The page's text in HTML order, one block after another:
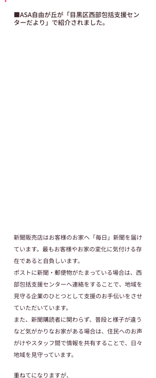
■ASA自由が丘が「目黒区西部包括支援セン
ターだより」で紹介されました。
新聞販売店はお客様のお家へ「毎日」新聞を届け
ています。最もお客様やお家の変化に気付ける存
在であると自負しいます。
ポストに新聞・郵便物がたまっている場合は、西
部包括支援センターへ連絡をすることで、地域を
見守る企業のひとつとして支援のお手伝いをさせ
ていただいています。
また、新聞購読者に関わらず、普段と様子が違う
など気がかりなお家がある場合は、住民へのお声
がけやスタッフ間で情報を共有することで、日々
地域を見守っています。
重ねてになりますが、